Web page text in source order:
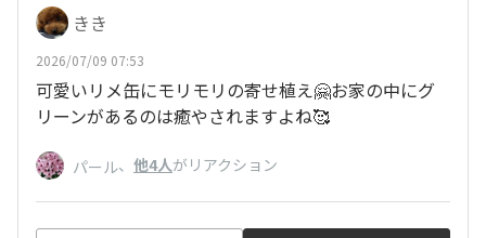
きき
2026/07/09 07:53
可愛いリメ缶にモリモリの寄せ植え🤗お家の中にグ
リーンがあるのは癒やされますよね🥰
パール、 他4人がリアクション